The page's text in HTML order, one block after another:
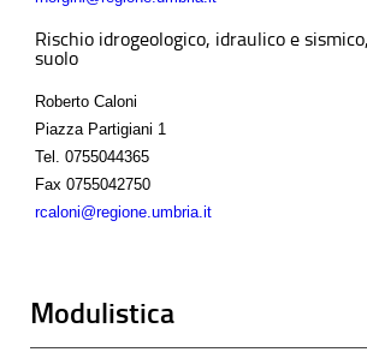
Rischio idrogeologico, idraulico e
suolo
Roberto Caloni
Piazza Partigiani 1
Tel.
0755044365
Fax 0755042750
rcaloni@regione.umbria.it
Modulistica